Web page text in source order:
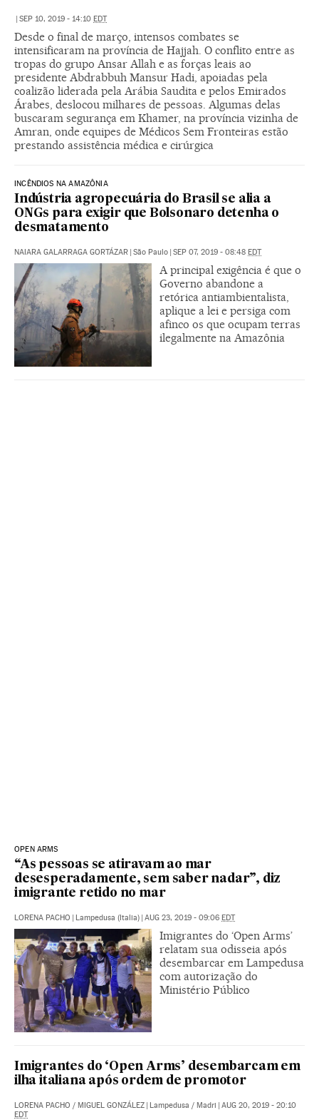
| SEP 10, 2019 - 14:10 EDT
Desde o final de março, intensos combates se
intensificaram na província de Hajjah. O conflito entre as
tropas do grupo Ansar Allah e as forças leais ao
presidente Abdrabbuh Mansur Hadi, apoiadas pela
coalizão liderada pela Arábia Saudita e pelos Emirados
Árabes, deslocou milhares de pessoas. Algumas delas
buscaram segurança em Khamer, na província vizinha de
Amran, onde equipes de Médicos Sem Fronteiras estão
prestando assistência médica e cirúrgica
INCÊNDIOS NA AMAZÔNIA
Indústria agropecuária do Brasil se alia a
ONGs para exigir que Bolsonaro detenha o
desmatamento
NAIARA GALARRAGA GORTÁZAR | São Paulo | SEP 07, 2019 - 08:48 EDT
A principal exigência é que o
Governo abandone a
retórica antiambientalista,
aplique a lei e persiga com
afinco os que ocupam terras
ilegalmente na Amazônia
OPEN ARMS
“As pessoas se atiravam ao mar
desesperadamente, sem saber nadar”, diz
imigrante retido no mar
LORENA PACHO | Lampedusa (Italia) | AUG 23, 2019 - 09:06 EDT
Imigrantes do ‘Open Arms’
relatam sua odisseia após
desembarcar em Lampedusa
com autorização do
Ministério Público
Imigrantes do ‘Open Arms’ desembarcam em
ilha italiana após ordem de promotor
LORENA PACHO / MIGUEL GONZÁLEZ | Lampedusa / Madri | AUG 20, 2019 - 20:10
EDT